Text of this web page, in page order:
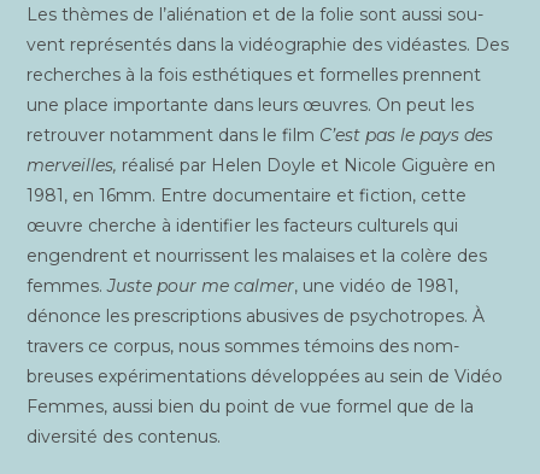
Les thèmes de l’aliénation et de la folie sont aus­si sou­
vent repré­sen­tés dans la vidéo­gra­phie des vidéastes. Des
recherches à la fois esthé­tiques et for­melles prennent
une place impor­tante dans leurs œuvres. On peut les
retrou­ver notam­ment dans le film C’est pas le pays des
mer­veilles, réa­li­sé par Helen Doyle et Nicole Giguère en
1981, en 16mm. Entre docu­men­taire et fic­tion, cette
œuvre cherche à iden­ti­fier les fac­teurs cultu­rels qui
engendrent et nour­rissent les malaises et la colère des
femmes.Juste pour me cal­mer, une vidéo de 1981,
dénonce les pres­crip­tions abu­sives de psy­cho­tropes. À
tra­vers ce cor­pus, nous sommes témoins des nom­
breuses expé­ri­men­ta­tions déve­lop­pées au sein de Vidéo
Femmes, aus­si bien du point de vue for­mel que de la
diver­si­té des contenus.